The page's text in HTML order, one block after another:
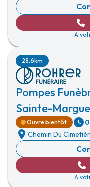
A
Pompes
Sainte-
28.6km
Ouvre bientôt
Chemin Du
A